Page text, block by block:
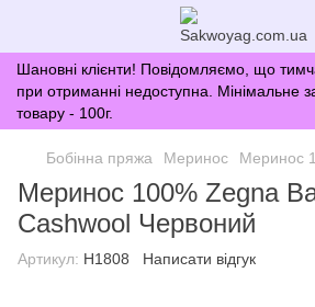
Шановні клієнти! Повідомляємо, що
при отриманні недоступна. Мінімальне
товару - 100г.
Бобінна пряжа Меринос Меринос
Меринос 100% Zegna
Cashwool Червоний
Артикул: H1808 Написати відгук